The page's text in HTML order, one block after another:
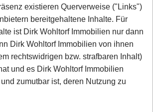
existieren Querverweise ("Links")
bereitgehaltene Inhalte. Für
ist Dirk Wohltorf Immobilien nur dann
Dirk Wohltorf Immobilien von ihnen
rechtswidrigen bzw. strafbaren Inhalt)
und es Dirk Wohltorf Immobilien
zumutbar ist, deren Nutzung zu